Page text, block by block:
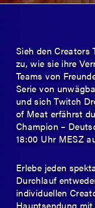
Sieh den
zu, wie sie ihre
Teams von
Serie von
und sich Twitch
of Meat erfährst
Champion –
18:00 Uhr MESZ
Erlebe jeden
Durchlauf
individuellen
Hauptsendung